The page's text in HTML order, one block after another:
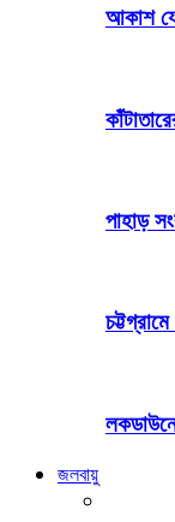
আকাশ
পাহাড়
জলবায়ু